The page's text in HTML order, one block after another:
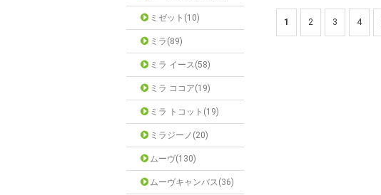
ミゼット(10)
ミラ(89)
ミラ イース(58)
ミラ ココア(19)
ミラ トコット(19)
ミラジーノ(20)
ムーヴ(130)
ムーヴキャンバス(36)
1 2 3 4